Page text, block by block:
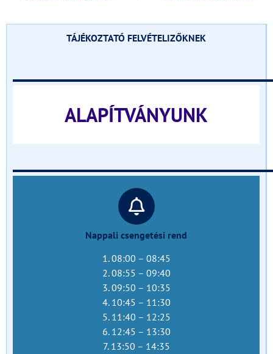
TÁJÉKOZTATÓ FELVÉTELIZŐKNEK
ALAPÍTVÁNYUNK
Nappali csengetési rend
1. 08:00 – 08:45
2. 08:55 – 09:40
3. 09:50 – 10:35
4. 10:45 – 11:30
5. 11:40 – 12:25
6. 12:45 – 13:30
7. 13:50 – 14:35